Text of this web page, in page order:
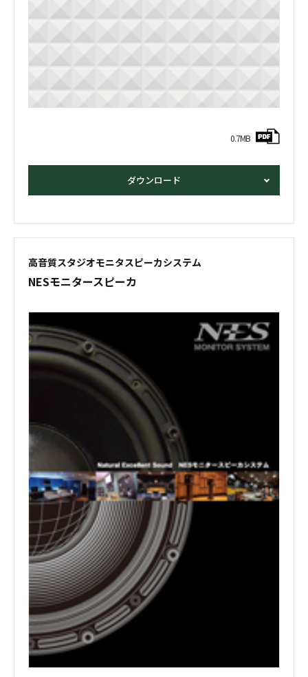
0.7MB
ダウンロード
高音質スタジオモニタスピーカシステム
NESモニタースピーカ